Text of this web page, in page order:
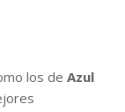
los de Azul